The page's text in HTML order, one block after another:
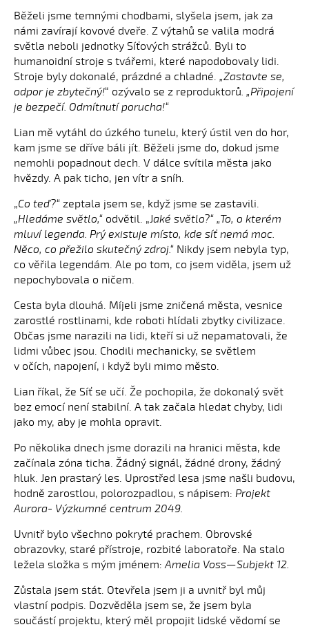
Běželi jsme temnými chodbami, slyšela jsem, jak za
námi zavírají kovové dveře. Z výtahů se valila modrá
světla neboli jednotky Síťových strážců. Byli to
humanoidní stroje s tvářemi, které napodobovaly lidi.
Stroje byly dokonalé, prázdné a chladné. „Zastavte se,
odpor je zbytečný!“ ozývalo se z reproduktorů. „Připojení
je bezpečí. Odmítnutí porucha!“
Lian mě vytáhl do úzkého tunelu, který ústil ven do hor,
kam jsme se dříve báli jít. Běželi jsme do, dokud jsme
nemohli popadnout dech. V dálce svítila města jako
hvězdy. A pak ticho, jen vítr a sníh.
„Co teď?“ zeptala jsem se, když jsme se zastavili.
„Hledáme světlo,“ odvětil. „Jaké světlo?“ „To, o kterém
mluví legenda. Prý existuje místo, kde síť nemá moc.
Něco, co přežilo skutečný zdroj.“ Nikdy jsem nebyla typ,
co věřila legendám. Ale po tom, co jsem viděla, jsem už
nepochybovala o ničem.
Cesta byla dlouhá. Míjeli jsme zničená města, vesnice
zarostlé rostlinami, kde roboti hlídali zbytky civilizace.
Občas jsme narazili na lidi, kteří si už nepamatovali, že
lidmi vůbec jsou. Chodili mechanicky, se světlem
v očích, napojení, i když byli mimo město.
Lian říkal, že Síť se učí. Že pochopila, že dokonalý svět
bez emocí není stabilní. A tak začala hledat chyby, lidi
jako my, aby je mohla opravit.
Po několika dnech jsme dorazili na hranici města, kde
začínala zóna ticha. Žádný signál, žádné drony, žádný
hluk. Jen prastarý les. Uprostřed lesa jsme našli budovu,
hodně zarostlou, polorozpadlou, s nápisem: Projekt
Aurora- Výzkumné centrum 2049.
Uvnitř bylo všechno pokryté prachem. Obrovské
obrazovky, staré přístroje, rozbité laboratoře. Na stalo
ležela složka s mým jménem:Amelia Voss—Subjekt 12.
Zůstala jsem stát. Otevřela jsem ji a uvnitř byl můj
vlastní podpis. Dozvěděla jsem se, že jsem byla
součástí projektu, který měl propojit lidské vědomí se